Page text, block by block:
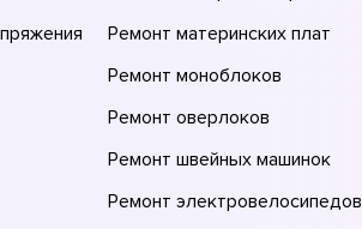
Ремонт материнских плат
Ремонт моноблоков
Ремонт оверлоков
Ремонт швейных машинок
Ремонт электровелосипедов